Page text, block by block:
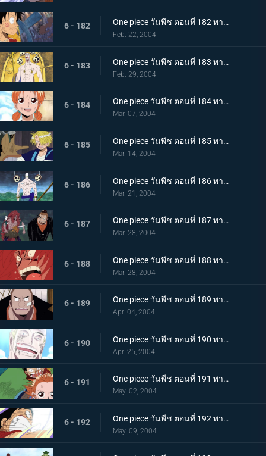
6 - 182 One piece วันพีช ตอนที่ 182 พากย์ไทย เปิดฉากปะทะเดือด! โจรสลัดลูฟี่ ปะทะ ก๊อดเอเนล?
Feb. 22, 2004
6 - 183 One piece วันพีช ตอนที่ 183 พากย์ไทย แม็กซิมลอยตัว! เดสแปร์เริ่มเคลื่อนไหว!!
Feb. 29, 2004
6 - 184 One piece วันพีช ตอนที่ 184 พากย์ไทย ลูฟี่ร่วงหล่น! การลงทันฑ์ของก๊อดกับความปรารถนาของนามิ!!
Mar. 07, 2004
6 - 185 One piece วันพีช ตอนที่ 185 พากย์ไทย ทั้งสองคนตื่นขึ้นแล้ว! ความช่วยเหลือแห่งรักอันรุ่มร้อน!!
Mar. 14, 2004
6 - 186 One piece วันพีช ตอนที่ 186 พากย์ไทย บทเพลงแห่งความสิ้นหวัง ความล่มสลายของเกาะแห่งท้องฟ้ามาเยือน!!
Mar. 21, 2004
6 - 187 One piece วันพีช ตอนที่ 187 พากย์ไทย เสียงระฆังชี้นำทาง! ตำนานแห่งยอดนักรบและนักสำรวจ
Mar. 28, 2004
6 - 188 One piece วันพีช ตอนที่ 188 พากย์ไทย ปลดปล่อยจากคำสาป! น้ำตาที่หลั่งไหลของยอดนักรบ!!
Mar. 28, 2004
6 - 189 One piece วันพีช ตอนที่ 189 พากย์ไทย เพื่อนรักตลอดกาล! ระฆังแห่งคำสาบานที่กึกก้องไปทั่วท้องทะเล!!
Apr. 04, 2004
6 - 190 One piece วันพีช ตอนที่ 190 พากย์ไทย เกาะแองเจิ้ลล่มสลาย! สายฟ้าอันน่าสะพรึงกลัว!
Apr. 25, 2004
6 - 191 One piece วันพีช ตอนที่ 191 พากย์ไทย โค่นต้นถั่วยักษ์! ความหวังสุดท้ายในการหลบหนี
May. 02, 2004
6 - 192 One piece วันพีช ตอนที่ 192 พากย์ไทย ปาฏิหาริย์แห่งอาณาจักรเทพ! เลิฟซองก์แห่งเกาะที่ส่งถึงทูตสวรรค์
May. 09, 2004